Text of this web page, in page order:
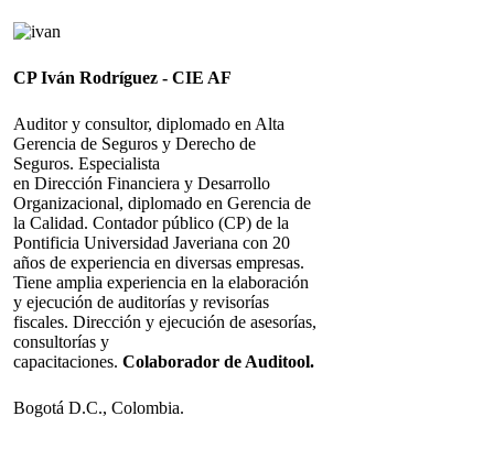
CP Iván Rodríguez - CIE AF
Auditor y consultor, diplomado en Alta
Gerencia de Seguros y Derecho de
Seguros. Especialista
en Dirección Financiera y Desarrollo
Organizacional, diplomado en Gerencia de
la Calidad. Contador público (CP) de la
Pontificia Universidad Javeriana con 20
años de experiencia en diversas empresas.
Tiene amplia experiencia en la elaboración
y ejecución de auditorías y revisorías
fiscales. Dirección y ejecución de asesorías,
consultorías y
capacitaciones. Colaborador de Auditool.
Bogotá D.C., Colombia.